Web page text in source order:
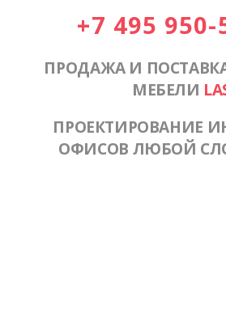
+7 495 950-
ПРОДАЖА И
МЕБЕЛИ
ПРОЕКТИРОВАНИЕ
ОФИСОВ ЛЮБОЙ